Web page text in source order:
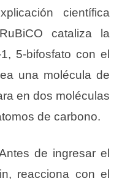
científica
cataliza la
5-bifosfato con el
una molécula de
en dos moléculas
de carbono.
de ingresar el
reacciona con el